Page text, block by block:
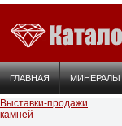
ГЛАВНАЯ МИНЕРАЛЫ
Выставки-продажи
камней